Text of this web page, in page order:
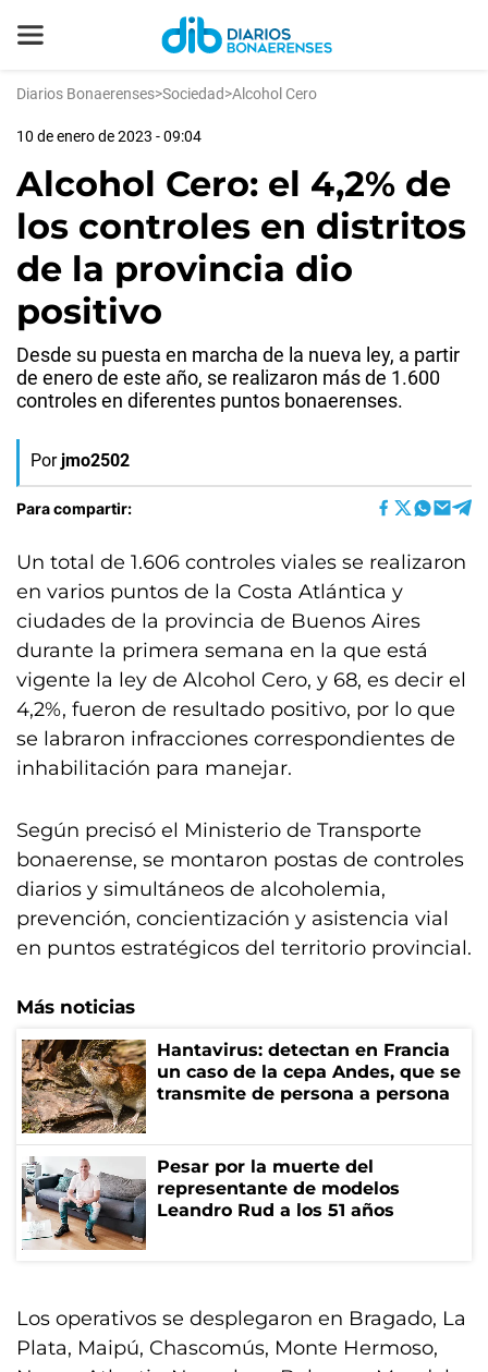
Diarios Bonaerenses>Sociedad>Alcohol Cero
10 de enero de 2023 - 09:04
Alcohol Cero: el 4,2% de
los controles en distritos
de la provincia dio
positivo
Desde su puesta en marcha de la nueva ley, a partir
de enero de este año, se realizaron más de 1.600
controles en diferentes puntos bonaerenses.
Por jmo2502
Para compartir:
Un total de 1.606 controles viales se realizaron
en varios puntos de la Costa Atlántica y
ciudades de la provincia de Buenos Aires
durante la primera semana en la que está
vigente la ley de Alcohol Cero, y 68, es decir el
4,2%, fueron de resultado positivo, por lo que
se labraron infracciones correspondientes de
inhabilitación para manejar.
Según precisó el Ministerio de Transporte
bonaerense, se montaron postas de controles
diarios y simultáneos de alcoholemia,
prevención, concientización y asistencia vial
en puntos estratégicos del territorio provincial.
Más noticias
Hantavirus: detectan en Francia
un caso de la cepa Andes, que se
transmite de persona a persona
Pesar por la muerte del
representante de modelos
Leandro Rud a los 51 años
Los operativos se desplegaron en Bragado, La
Plata, Maipú, Chascomús, Monte Hermoso,